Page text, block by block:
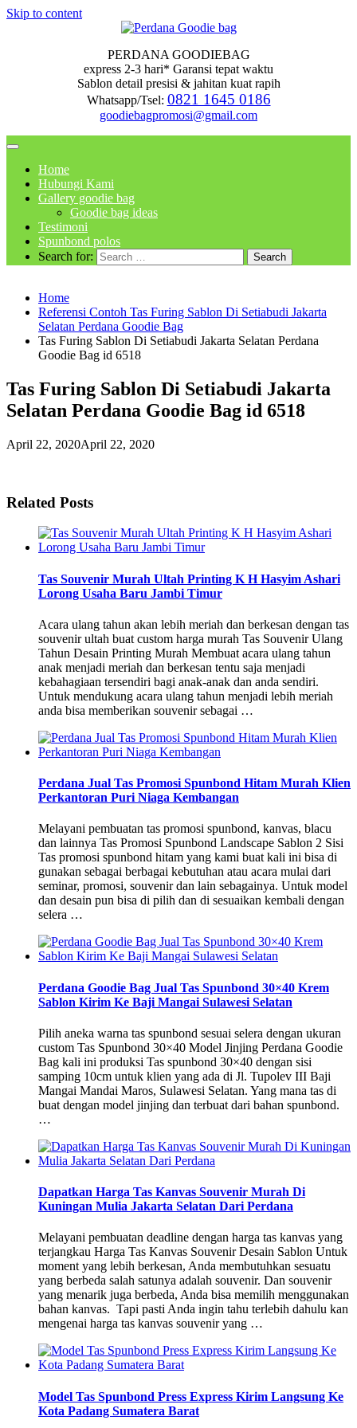
Skip to content
PERDANA GOODIEBAG
express 2-3 hari* Garansi tepat waktu
Sablon detail presisi & jahitan kuat rapih
Whatsapp/Tsel: 0821 1645 0186
goodiebagpromosi@gmail.com
Home
Hubungi Kami
Gallery goodie bag
Goodie bag ideas
Testimoni
Spunbond polos
Search for:
Home
Referensi Contoh Tas Furing Sablon Di Setiabudi Jakarta
Selatan Perdana Goodie Bag
Tas Furing Sablon Di Setiabudi Jakarta Selatan Perdana
Goodie Bag id 6518
Tas Furing Sablon Di Setiabudi Jakarta
Selatan Perdana Goodie Bag id 6518
April 22, 2020April 22, 2020
Related Posts
Tas Souvenir Murah Ultah Printing K H Hasyim Ashari
Lorong Usaha Baru Jambi Timur
Acara ulang tahun akan lebih meriah dan berkesan dengan tas
souvenir ultah buat custom harga murah Tas Souvenir Ulang
Tahun Desain Printing Murah Membuat acara ulang tahun
anak menjadi meriah dan berkesan tentu saja menjadi
kebahagiaan tersendiri bagi anak-anak dan anda sendiri.
Untuk mendukung acara ulang tahun menjadi lebih meriah
anda bisa memberikan souvenir sebagai …
Perdana Jual Tas Promosi Spunbond Hitam Murah Klien
Perkantoran Puri Niaga Kembangan
Melayani pembuatan tas promosi spunbond, kanvas, blacu
dan lainnya Tas Promosi Spunbond Landscape Sablon 2 Sisi
Tas promosi spunbond hitam yang kami buat kali ini bisa di
gunakan sebagai berbagai kebutuhan atau acara mulai dari
seminar, promosi, souvenir dan lain sebagainya. Untuk model
dan desain pun bisa di pilih dan di sesuaikan kembali dengan
selera …
Perdana Goodie Bag Jual Tas Spunbond 30×40 Krem
Sablon Kirim Ke Baji Mangai Sulawesi Selatan
Pilih aneka warna tas spunbond sesuai selera dengan ukuran
custom Tas Spunbond 30×40 Model Jinjing Perdana Goodie
Bag kali ini produksi Tas spunbond 30×40 dengan sisi
samping 10cm untuk klien yang ada di Jl. Tupolev III Baji
Mangai Mandai Maros, Sulawesi Selatan. Yang mana tas di
buat dengan model jinjing dan terbuat dari bahan spunbond.
…
Dapatkan Harga Tas Kanvas Souvenir Murah Di
Kuningan Mulia Jakarta Selatan Dari Perdana
Melayani pembuatan deadline dengan harga tas kanvas yang
terjangkau Harga Tas Kanvas Souvenir Desain Sablon Untuk
moment yang lebih berkesan, Anda membutuhkan sesuatu
yang berbeda salah satunya adalah souvenir. Dan souvenir
yang menarik juga berbeda, Anda bisa memilih menggunakan
bahan kanvas. Tapi pasti Anda ingin tahu terlebih dahulu kan
mengenai harga tas kanvas souvenir yang …
Model Tas Spunbond Press Express Kirim Langsung Ke
Kota Padang Sumatera Barat